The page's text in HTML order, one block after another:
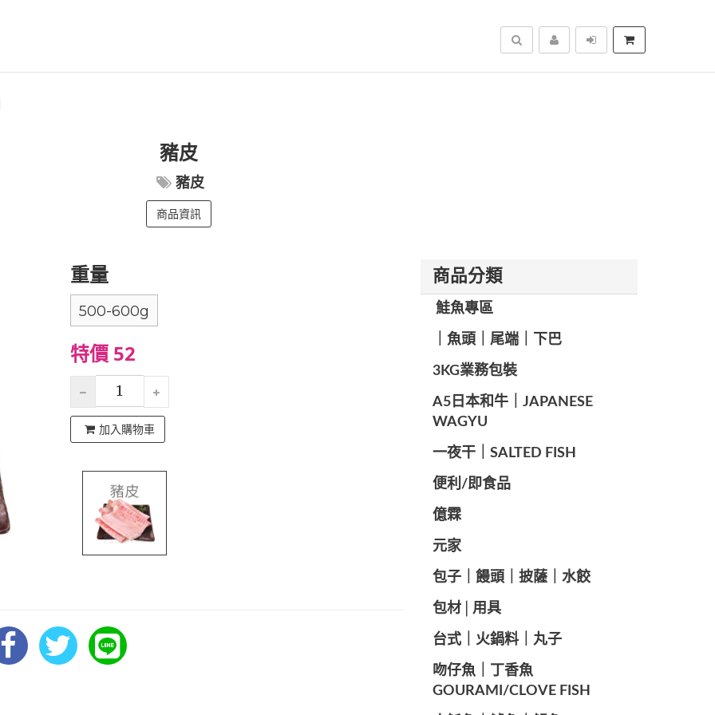
搜尋
豬皮
豬皮
商品資訊
重量
500-600g
特價 52
加入購物車
商品分類
️ 鮭魚專區
️｜魚頭｜尾端｜下巴
️3KG業務包裝
A5日本和牛｜JAPANESE
WAGYU
️一夜干｜SALTED FISH
便利/即食品
億霖
元家
️包子｜饅頭｜披薩｜水餃
包材│用具
️台式｜火鍋料｜丸子
️吻仔魚｜丁香魚
GOURAMI/CLOVE FISH